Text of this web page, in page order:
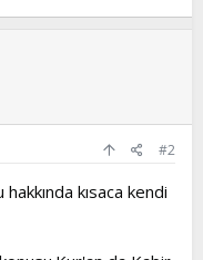
#2
kısaca kendi